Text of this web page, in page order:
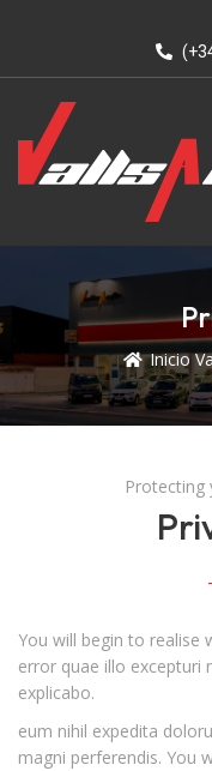
Inicio
Protecting
You will begin to realise
error quae illo excepturi
explicabo.
eum nihil expedita
magni perferendis. You